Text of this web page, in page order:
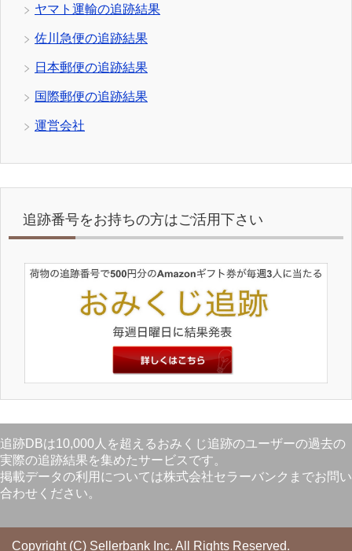
ヤマト運輸の追跡結果
佐川急便の追跡結果
日本郵便の追跡結果
国際郵便の追跡結果
運営会社
追跡番号をお持ちの方はご活用下さい
追跡DBは10,000人を超えるおみくじ追跡のユーザーの過去の
実際の追跡結果を集めたサービスです。
掲載データの利用については株式会社セラーバンクまでお問い
合わせください。
Copyright (C) Sellerbank Inc. All Rights Reserved.